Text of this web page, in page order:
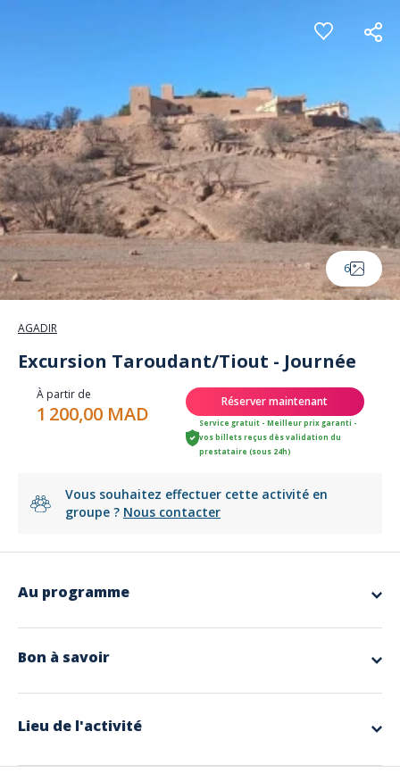
6
AGADIR
Excursion Taroudant/Tiout - Journée
À partir de
1 200,00 MAD
Réserver maintenant
Service gratuit - Meilleur prix garanti -
vos billets reçus dès validation du
prestataire (sous 24h)
Vous souhaitez effectuer cette activité en
groupe ? Nous contacter
Au programme
Bon à savoir
Lieu de l'activité